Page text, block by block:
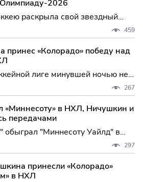
2026
раскрыла свой звездный
игры 2026 года в
сделав ставку на
Мэттьюса, Джека Айкела и
команды
не только
459
принес «Колорадо» победу над
лиге минувшей ночью не
разгромов и ярких
«Колорадо Эвеланш»
шансов «Сент-Луис Блюз»,
победу со счетом 6:1. Эта
267
«Миннесоту» в НХЛ, Ничушкин и
передачами
"Миннесоту Уайлд" в
Национальной
Встреча в Сент-Поле
гостей со счетом 5...
297
принесли «Колорадо»
в НХЛ